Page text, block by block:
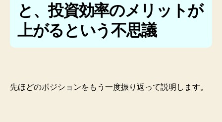
と、投資効率のメリットが
上がるという不思議
先ほどのポジションをもう一度振り返って説明します。